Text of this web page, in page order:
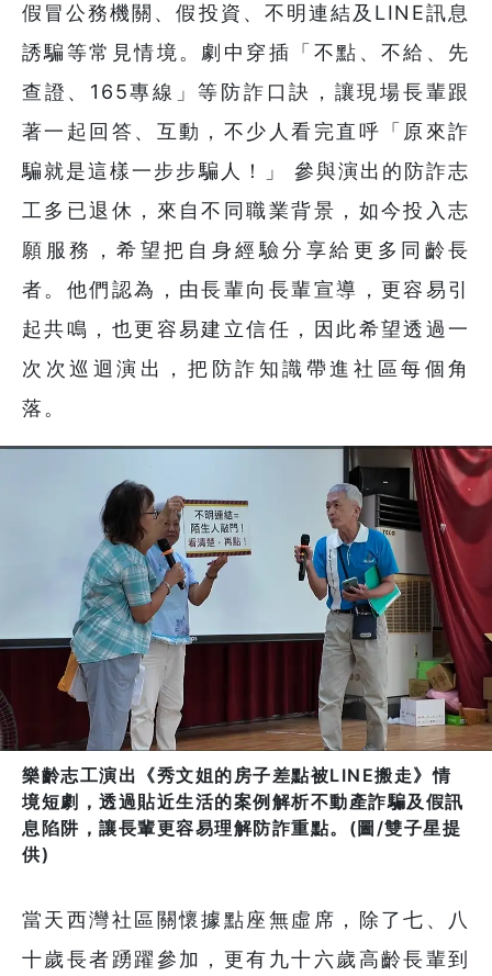
假冒公務機關、假投資、不明連結及LINE訊息
誘騙等常見情境。劇中穿插「不點、不給、先
查證、165專線」等防詐口訣，讓現場長輩跟
著一起回答、互動，不少人看完直呼「原來詐
騙就是這樣一步步騙人！」 參與演出的防詐志
工多已退休，來自不同職業背景，如今投入志
願服務，希望把自身經驗分享給更多同齡長
者。他們認為，由長輩向長輩宣導，更容易引
起共鳴，也更容易建立信任，因此希望透過一
次次巡迴演出，把防詐知識帶進社區每個角
落。
樂齡志工演出《秀文姐的房子差點被LINE搬走》情
境短劇，透過貼近生活的案例解析不動產詐騙及假訊
息陷阱，讓長輩更容易理解防詐重點。(圖/雙子星提
供)
當天西灣社區關懷據點座無虛席，除了七、八
十歲長者踴躍參加，更有九十六歲高齡長輩到